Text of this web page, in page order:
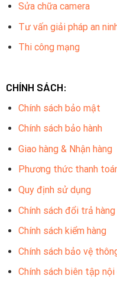
Sửa chữa camera
Tư vấn giải pháp an
Thi công mạng
CHÍNH SÁCH:
Chính sách bảo mật
Chính sách bảo hành
Giao hàng & Nhận hàng
Phương thức thanh
Quy định sử dụng
Chính sách đổi trả hàng
Chính sách kiểm hàng
Chính sách bảo vệ
Chính sách biên tập nội